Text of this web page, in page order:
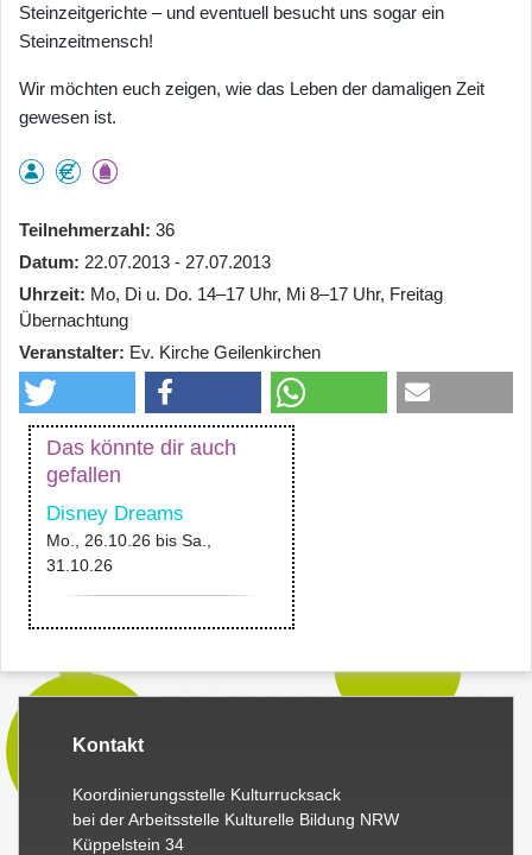
Steinzeitgerichte – und eventuell besucht uns sogar ein
Steinzeitmensch!
Wir möchten euch zeigen, wie das Leben der damaligen Zeit
gewesen ist.
Teilnehmerzahl 36
Datum 22.07.2013 - 27.07.2013
Uhrzeit Mo, Di u. Do. 14–17 Uhr, Mi 8–17 Uhr, Freitag
Übernachtung
Veranstalter Ev. Kirche Geilenkirchen
Das könnte dir auch
gefallen
Disney Dreams
Mo., 26.10.26 bis Sa.,
31.10.26
Kontakt
Koordinierungsstelle Kulturrucksack
bei der Arbeitsstelle Kulturelle Bildung NRW
Küppelstein 34